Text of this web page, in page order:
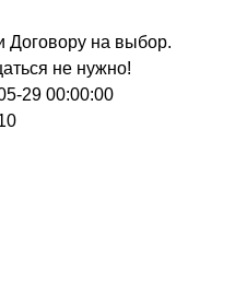
на выбор.
не нужно!
29 00:00:00